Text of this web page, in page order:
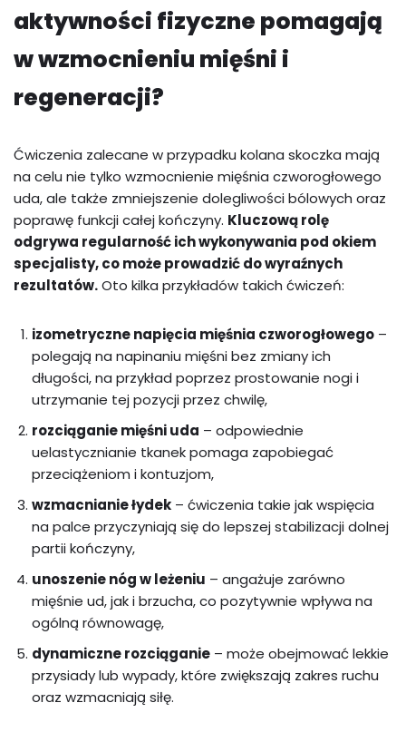
aktywności fizyczne pomagają
w wzmocnieniu mięśni i
regeneracji?
Ćwiczenia zalecane w przypadku kolana skoczka mają
na celu nie tylko wzmocnienie mięśnia czworogłowego
uda, ale także zmniejszenie dolegliwości bólowych oraz
poprawę funkcji całej kończyny. Kluczową rolę
odgrywa regularność ich wykonywania pod okiem
specjalisty, co może prowadzić do wyraźnych
rezultatów.Oto kilka przykładów takich ćwiczeń:
izometryczne napięcia mięśnia czworogłowego –
polegają na napinaniu mięśni bez zmiany ich
długości, na przykład poprzez prostowanie nogi i
utrzymanie tej pozycji przez chwilę,
rozciąganie mięśni uda – odpowiednie
uelastycznianie tkanek pomaga zapobiegać
przeciążeniom i kontuzjom,
wzmacnianie łydek – ćwiczenia takie jak wspięcia
na palce przyczyniają się do lepszej stabilizacji dolnej
partii kończyny,
unoszenie nóg w leżeniu – angażuje zarówno
mięśnie ud, jak i brzucha, co pozytywnie wpływa na
ogólną równowagę,
dynamiczne rozciąganie – może obejmować lekkie
przysiady lub wypady, które zwiększają zakres ruchu
oraz wzmacniają siłę.